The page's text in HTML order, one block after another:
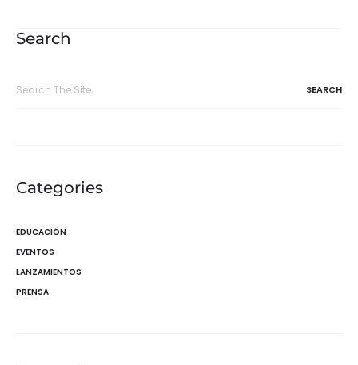
entradas
Search
Categories
EDUCACIÓN
EVENTOS
LANZAMIENTOS
PRENSA